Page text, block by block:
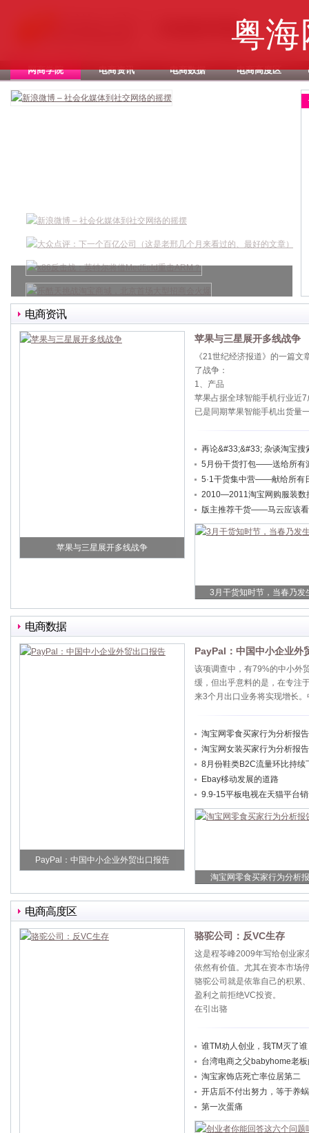
粤
网商学院 电商资讯 电商数据 电商高度区
电商资讯
苹果与三星展开多线战争
苹果与三星展开多线战争
《21世纪经济报道》的一篇
了战争：
1、产品
苹果占据全球智能手机行业近
已是同期苹果智能手机出货量
再论&#33;&#33; 杂谈淘宝搜
5月份干货打包——送给所有
5·1干货集中营——献给所有
2010—2011淘宝网购服装数
版主推荐干货——马云应该
3月干货知时节，当春乃发
电商数据
PayPal：中国中小企业外贸出口报告
PayPal：中国中小企业外
该项调查中，有79%的中小外
缓，但出乎意料的是，在专注
来3个月出口业务将实现增长
淘宝网零食买家行为分析报告
淘宝网女装买家行为分析报告
8月份鞋类B2C流量环比持续
Ebay移动发展的道路
9.9-15平板电视在天猫平台
淘宝网零食买家行为分析
电商高度区
骆驼公司：反VC生存
这是程苓峰2009年写给创业家
依然有价值。尤其在资本市场
骆驼公司就是依靠自己的积累
盈利之前拒绝VC投资。
在引出骆
谁TM劝人创业，我TM灭了
台湾电商之父babyhome老
淘宝家饰店死亡率位居第二
开店后不付出努力，等于养
第一次蛋痛